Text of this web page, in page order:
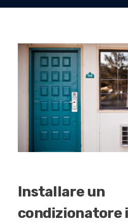
Installare un
condizionatore